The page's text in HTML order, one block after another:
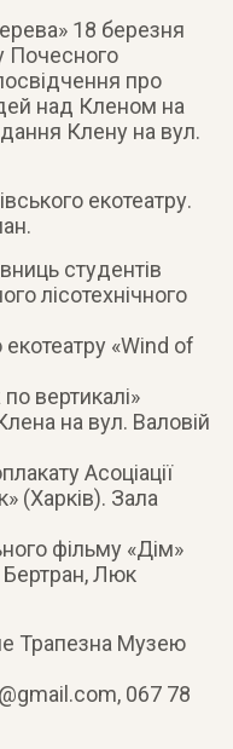
18 березня
Почесного
про
над Кленом на
Клену на вул.
екотеатру.
студентів
лісотехнічного
екотеатру «Wind of
вертикалі»
на вул. Валовій
Асоціації
(Харків). Зала
фільму «Дім»
Люк
Трапезна Музею
, 067 78